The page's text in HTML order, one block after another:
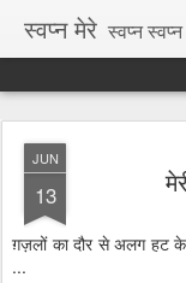
स्वप्न मेरे स्वप्न
JUN
13
ग़ज़लों का दौर से अलग हट
...